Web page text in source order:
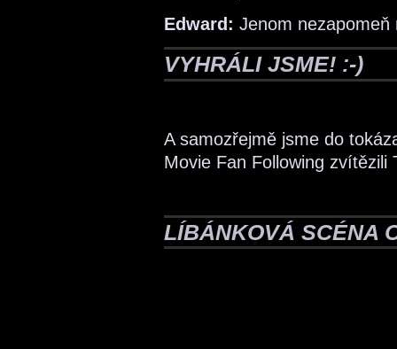
Edward: Jenom nezapomeň
VYHRÁLI JSME! :-)
A samozřejmě jsme do
Movie Fan Following zvítězili
LÍBÁNKOVÁ SCÉNA